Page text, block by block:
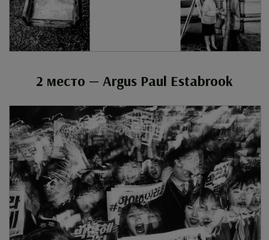
2 место — Argus Paul Estabrook